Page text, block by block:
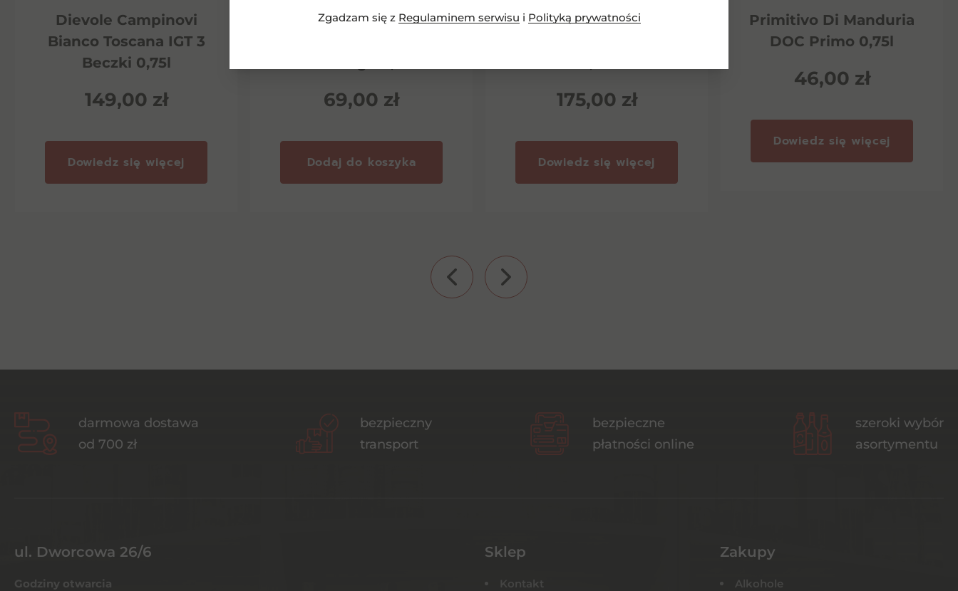
Zgadzam się z Regulaminem serwisu i Polityką prywatności
Dievole Campinovi
Bianco Toscana IGT 3
Beczki 0,75l
149,00 zł
Dowiedz się więcej
Diemersfontein
69,00 zł
Dodaj do koszyka
Chianti Classico Riserva
175,00 zł
Dowiedz się więcej
Primitivo Di Manduria
DOC Primo 0,75l
46,00 zł
Dowiedz się więcej
darmowa dostawa
od 700 zł
bezpieczny
transport
bezpieczne
płatności online
szeroki wybór
asortymentu
ul. Dworcowa 26/6
Godziny otwarcia
Sklep
Kontakt
Zakupy
Alkohole